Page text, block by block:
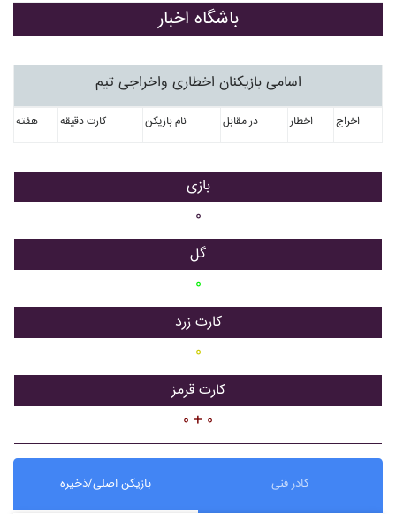
باشگاه اخبار
اسامی بازیکنان اخطاری واخراجی تیم
هفته کارت دقیقه نام بازیکن در مقابل اخطار اخراج
بازی
۰
گل
۰
کارت زرد
۰
کارت قرمز
۰ + ۰
بازیکن اصلی/ذخیره کادر فنی